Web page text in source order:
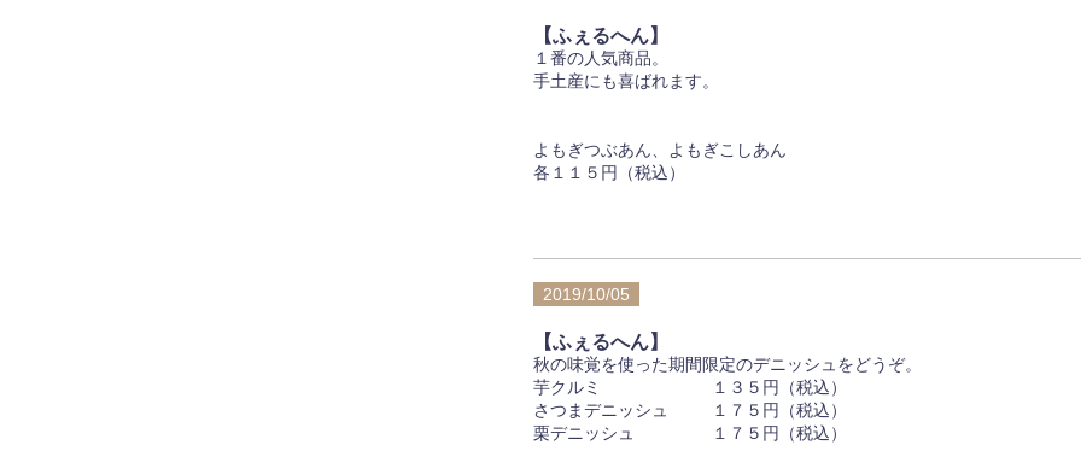
【ふぇるへん】
１番の人気商品。
手土産にも喜ばれます。
よもぎつぶあん、よもぎこしあん
各１１５円（税込）
2019/10/05
【ふぇるへん】
秋の味覚を使った期間限定のデニッシュをどうぞ。
芋クルミ １３５円（税込）
さつまデニッシュ １７５円（税込）
栗デニッシュ １７５円（税込）